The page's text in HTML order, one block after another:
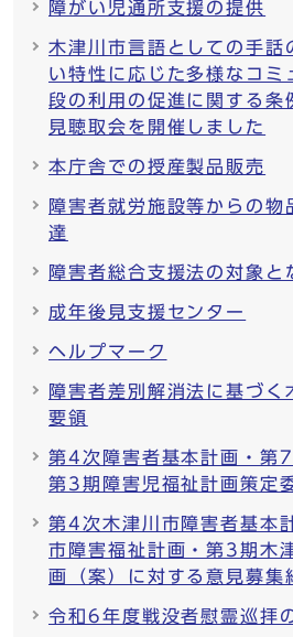
障がい児通所支援の提供
木津川市言語としての手話
い特性に応じた多様なコミ
段の利用の促進に関する条
見聴取会を開催しました
本庁舎での授産製品販売
障害者就労施設等からの物
達
障害者総合支援法の対象と
成年後見支援センター
ヘルプマーク
障害者差別解消法に基づく
要領
第4次障害者基本計画・第7
第3期障害児福祉計画策定
第4次木津川市障害者基本
市障害福祉計画・第3期木
画（案）に対する意見募集
令和6年度戦没者慰霊巡拝